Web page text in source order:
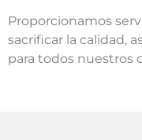
Proporcionamos
sacrificar la calidad,
para todos nuestros